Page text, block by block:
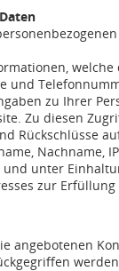
und
zu Ihrer
Zu diesen
Rückschlüsse
Nachname,
unter
zur
angebotenen